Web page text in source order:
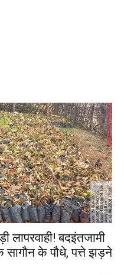
लापरवाही! बदइंतजामी
के पौधे, पत्ते झड़ने